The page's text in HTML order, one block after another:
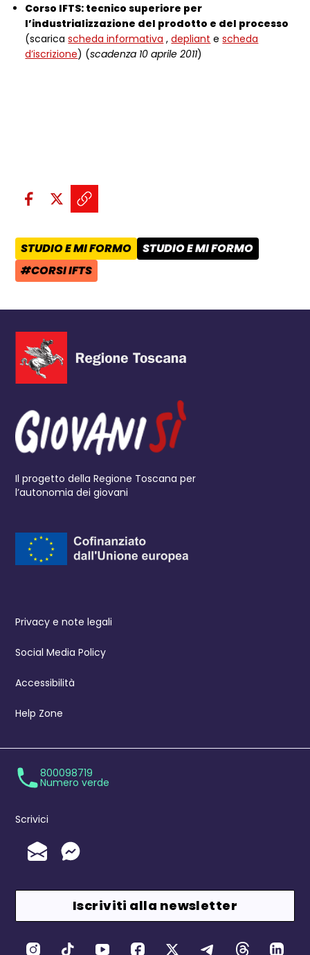
Corso IFTS: tecnico superiore per
l’industrializzazione del prodotto e del processo
(scaricascheda informativa ,depliant escheda
d’iscrizione) (scadenza 10 aprile 2011)
Condividi sui social:
Condividi su Facebook - apre
Condividi su X - apre una
Copia il link e condividi -
AREA TEMATICA:
STUDIO E MI FORMO CATEGORIA POST:
STUDIO E MI FORMO
TAG:
#CORSI IFTS
Il progetto della Regione Toscana per
l’autonomia dei giovani
Privacy e note legali
Social Media Policy
Accessibilità
Help Zone
800098719
Numero verde
Scrivici
Invia un'Email
Messenger
Iscriviti alla newsletter
Canali Social